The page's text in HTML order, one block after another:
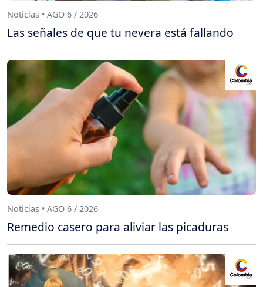
Noticias • AGO 6 / 2026
Las señales de que tu nevera está fallando
Noticias • AGO 6 / 2026
Remedio casero para aliviar las picaduras